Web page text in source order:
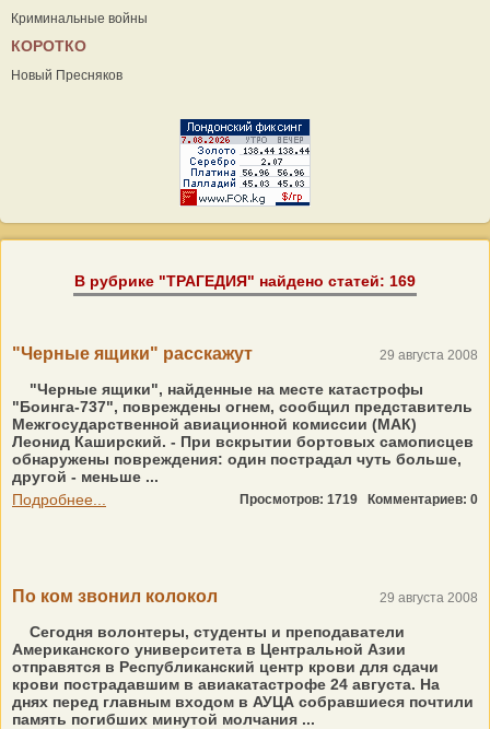
Криминальные войны
КОРОТКО
Новый Пресняков
В рубрике "ТРАГЕДИЯ" найдено статей: 169
"Черные ящики" расскажут 29 августа 2008
"Черные ящики", найденные на месте катастрофы
"Боинга-737", повреждены огнем, сообщил представитель
Межгосударственной авиационной комиссии (МАК)
Леонид Каширский. - При вскрытии бортовых самописцев
обнаружены повреждения: один пострадал чуть больше,
другой - меньше ...
Подробнее...
Просмотров: 1719 Комментариев: 0
По ком звонил колокол 29 августа 2008
Сегодня волонтеры, студенты и преподаватели
Американского университета в Центральной Азии
отправятся в Республиканский центр крови для сдачи
крови пострадавшим в авиакатастрофе 24 августа. На
днях перед главным входом в АУЦА собравшиеся почтили
память погибших минутой молчания ...